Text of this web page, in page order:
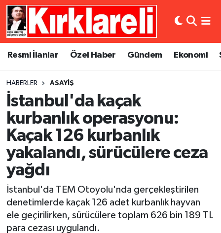
Resmi İlanlar Özel Haber Gündem Ekonomi
HABERLER ASAYIŞ
İstanbul'da kaçak
kurbanlık operasyonu:
Kaçak 126 kurbanlık
yakalandı, sürücülere ceza
yağdı
İstanbul'da TEM Otoyolu'nda gerçekleştirilen
denetimlerde kaçak 126 adet kurbanlık hayvan
ele geçirilirken, sürücülere toplam 626 bin 189 TL
para cezası uygulandı.
Resmi İlanlar
Gündem
Ekonomi
Siyaset
Spor
Asayiş
Dünya
Eğitim
Kültür Sanat
Magazin
Medya
Sağlık
Künye
Gizlilik Sözleşmesi
Merkez Nöbetçi Eczaneler
Merkez Trafik Yoğunluk Haritası
Süper Lig Puan Durumu ve Fikstür
Tüm Manşetler
Son Dakika Haberleri
Haber Arşivi